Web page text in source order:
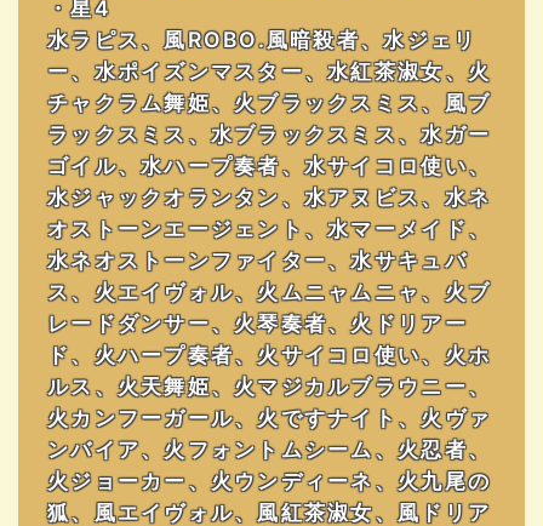
・星4
水ラピス、風ROBO.風暗殺者、水ジェリ
ー、水ポイズンマスター、水紅茶淑女、火
チャクラム舞姫、火ブラックスミス、風ブ
ラックスミス、水ブラックスミス、水ガー
ゴイル、水ハープ奏者、水サイコロ使い、
水ジャックオランタン、水アヌビス、水ネ
オストーンエージェント、水マーメイド、
水ネオストーンファイター、水サキュバ
ス、火エイヴォル、火ムニャムニャ、火ブ
レードダンサー、火琴奏者、火ドリアー
ド、火ハープ奏者、火サイコロ使い、火ホ
ルス、火天舞姫、火マジカルブラウニー、
火カンフーガール、火ですナイト、火ヴァ
ンバイア、火フォントムシーム、火忍者、
火ジョーカー、火ウンディーネ、火九尾の
狐、風エイヴォル、風紅茶淑女、風ドリア